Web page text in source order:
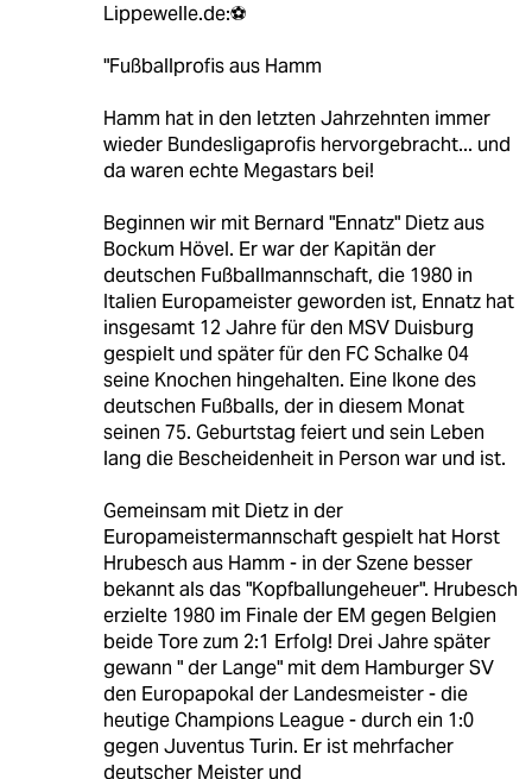
Lippewelle.de:⚽
"Fußballprofis aus Hamm
Hamm hat in den letzten Jahrzehnten immer
wieder Bundesligaprofis hervorgebracht... und
da waren echte Megastars bei!
Beginnen wir mit Bernard "Ennatz" Dietz aus
Bockum Hövel. Er war der Kapitän der
deutschen Fußballmannschaft, die 1980 in
Italien Europameister geworden ist, Ennatz hat
insgesamt 12 Jahre für den MSV Duisburg
gespielt und später für den FC Schalke 04
seine Knochen hingehalten. Eine Ikone des
deutschen Fußballs, der in diesem Monat
seinen 75. Geburtstag feiert und sein Leben
lang die Bescheidenheit in Person war und ist.
Gemeinsam mit Dietz in der
Europameistermannschaft gespielt hat Horst
Hrubesch aus Hamm - in der Szene besser
bekannt als das "Kopfballungeheuer". Hrubesch
erzielte 1980 im Finale der EM gegen Belgien
beide Tore zum 2:1 Erfolg! Drei Jahre später
gewann " der Lange" mit dem Hamburger SV
den Europapokal der Landesmeister - die
heutige Champions League - durch ein 1:0
gegen Juventus Turin. Er ist mehrfacher
deutscher Meister und